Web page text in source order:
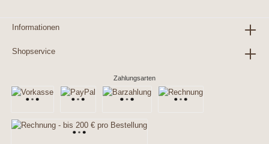
Informationen
Shopservice
Zahlungsarten